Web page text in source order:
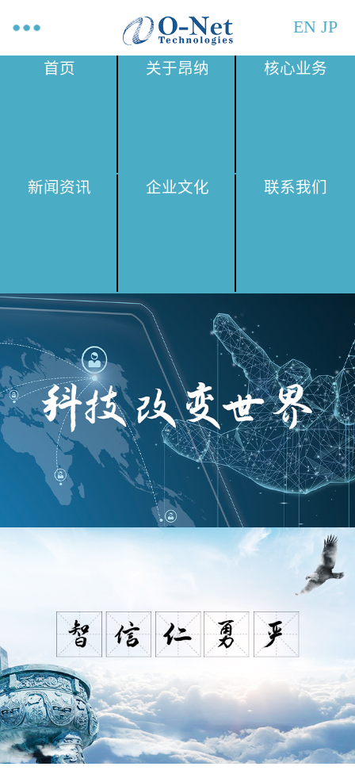
EN JP
首页 关于昂纳 核心业务
新闻资讯 企业文化 联系我们